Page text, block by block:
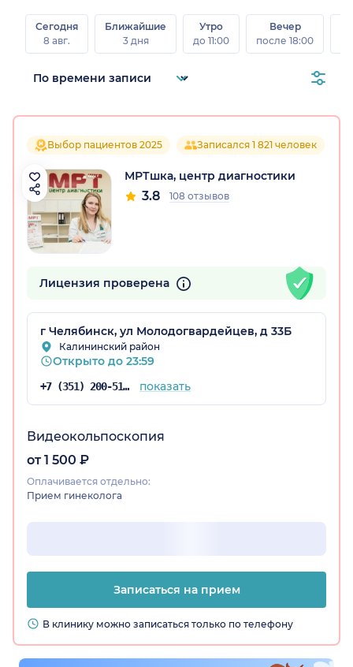
Сегодня
8 авг.
Ближайшие
3 дня
Утро
до 11:00
Вечер
после 18:00
Выбор пациентов 2025 Записался 1 821 человек
МРТшка, центр диагностики
3.8 108 отзывов
Лицензия проверена
г Челябинск, ул Молодогвардейцев, д 33Б
Калининский район
Открыто до 23:59
+7 (351) 200-51-64 показать
Видеокольпоскопия
от 1 500 ₽
Оплачивается отдельно:
Прием гинеколога
Записаться на прием
В клинику можно записаться только по телефону